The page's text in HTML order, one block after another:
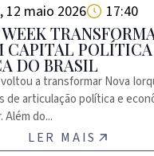
maio 2026 17:40
CAPITAL
DO BRASIL
a transformar Nova
de articulação política e
do...
LER MAIS